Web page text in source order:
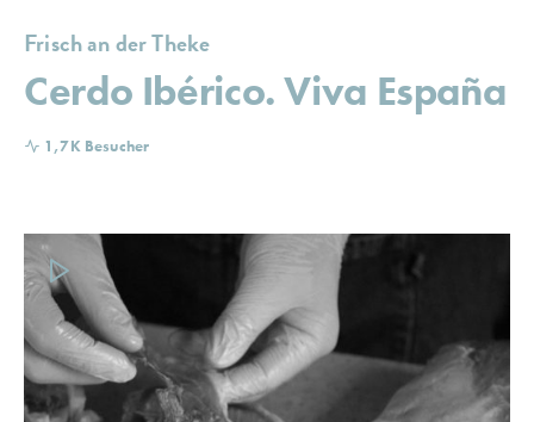
Frisch an der Theke
Cerdo Ibérico. Viva España
1,7K Besucher